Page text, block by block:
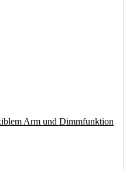
Arm und Dimmfunktion